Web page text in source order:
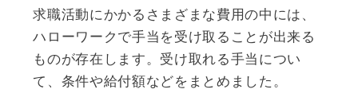
求職活動にかかるさまざまな費用の中には、
ハローワークで手当を受け取ることが出来る
ものが存在します。受け取れる手当につい
て、条件や給付額などをまとめました。